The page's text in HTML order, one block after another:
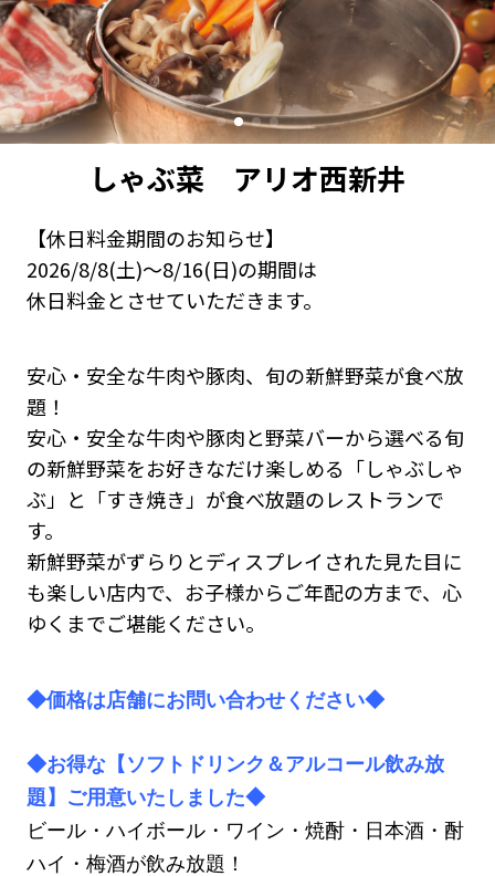
しゃぶ菜 アリオ西新井
【休日料金期間のお知らせ】
2026/8/8(土)～8/16(日)の期間は
休日料金とさせていただきます。
安心・安全な牛肉や豚肉、旬の新鮮野菜が食べ放
題！
安心・安全な牛肉や豚肉と野菜バーから選べる旬
の新鮮野菜をお好きなだけ楽しめる「しゃぶしゃ
ぶ」と「すき焼き」が食べ放題のレストランで
す。
新鮮野菜がずらりとディスプレイされた見た目に
も楽しい店内で、お子様からご年配の方まで、心
ゆくまでご堪能ください。
◆価格は店舗にお問い合わせください◆
◆お得な【ソフトドリンク＆アルコール飲み放
題】ご用意いたしました◆
ビール・ハイボール・ワイン・焼酎・日本酒・酎
ハイ・梅酒が飲み放題！